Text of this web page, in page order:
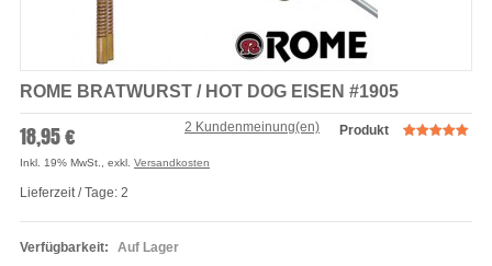
ROME BRATWURST / HOT DOG EISEN #1905
Produkt
2 Kundenmeinung(en)
Verfügbarkeit: Auf Lager
18,95 €
Inkl. 19% MwSt. exkl. Versandkosten
Lieferzeit / Tage: 2